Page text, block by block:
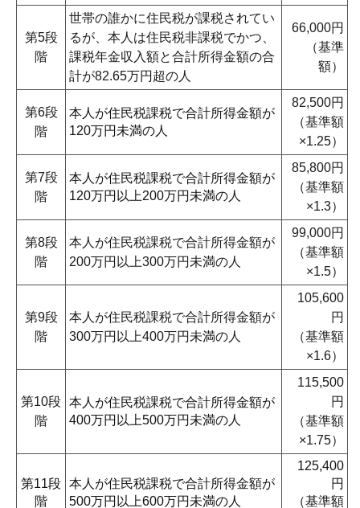
第5段
階
世帯の誰かに住民税が課税されてい
るが、本人は住民税非課税でかつ、
課税年金収入額と合計所得金額の合
計が82.65万円超の人
66,000円
（基準
額）
第6段
階
本人が住民税課税で合計所得金額が
120万円未満の人
82,500円
（基準額
×1.25）
第7段
階
本人が住民税課税で合計所得金額が
120万円以上200万円未満の人
85,800円
（基準額
×1.3）
第8段
階
本人が住民税課税で合計所得金額が
200万円以上300万円未満の人
99,000円
（基準額
×1.5）
第9段
階
本人が住民税課税で合計所得金額が
300万円以上400万円未満の人
105,600
円
（基準額
×1.6）
第10段
階
本人が住民税課税で合計所得金額が
400万円以上500万円未満の人
115,500
円
（基準額
×1.75）
第11段
階
本人が住民税課税で合計所得金額が
500万円以上600万円未満の人
125,400
円
（基準額